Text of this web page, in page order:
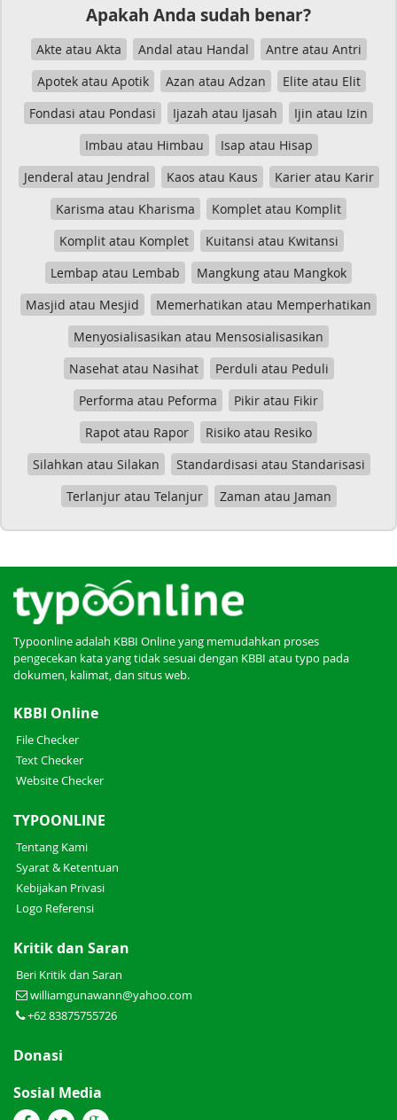
Apakah Anda sudah benar?
Akte atau Akta Andal atau Handal
Antre atau Antri
Apotek atau Apotik
Azan atau Adzan
Elite atau Elit
Fondasi atau Pondasi
Ijazah atau Ijasah
Ijin atau Izin
Imbau atau Himbau
Isap atau Hisap
Jenderal atau Jendral
Kaos atau Kaus
Karier atau Karir
Karisma atau Kharisma
Komplet atau Komplit
Komplit atau Komplet
Kuitansi atau Kwitansi
Lembap atau Lembab
Mangkung atau Mangkok
Masjid atau Mesjid
Memerhatikan atau Memperhatikan
Menyosialisasikan atau Mensosialisasikan
Nasehat atau Nasihat
Perduli atau Peduli
Performa atau Peforma
Pikir atau Fikir
Rapot atau Rapor
Risiko atau Resiko
Silahkan atau Silakan
Standardisasi atau Standarisasi
Terlanjur atau Telanjur
Zaman atau Jaman
Typoonline adalah KBBI Online yang memudahkan proses
pengecekan kata yang tidak sesuai dengan KBBI atau typo pada
dokumen, kalimat, dan situs web.
KBBI Online
File Checker
Text Checker
Website Checker
TYPOONLINE
Tentang Kami
Syarat & Ketentuan
Kebijakan Privasi
Logo Referensi
Kritik dan Saran
Beri Kritik dan Saran
williamgunawann@yahoo.com
+62 83875755726
Donasi
Sosial Media